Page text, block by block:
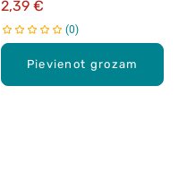
Pievienot grozam
2,39 €
0